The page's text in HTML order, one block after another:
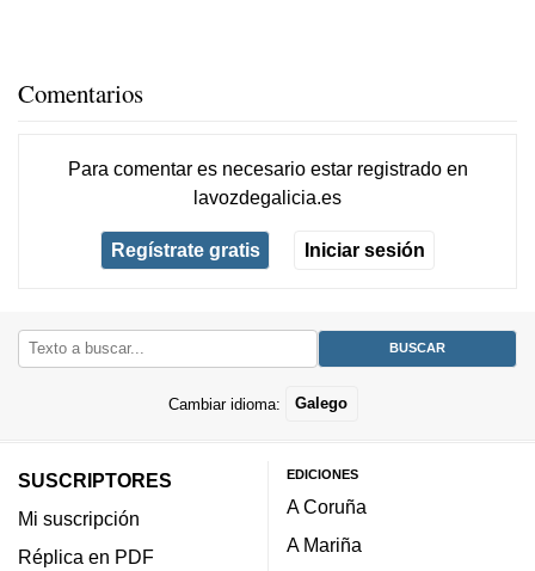
Comentarios
Para comentar es necesario estar registradoen
lavozdegalicia.es
Regístrate gratis Iniciar sesión
Cambiar idioma: Galego
SUSCRIPTORES
Mi suscripción
Réplica en PDF
EDICIONES
A Coruña
A Mariña